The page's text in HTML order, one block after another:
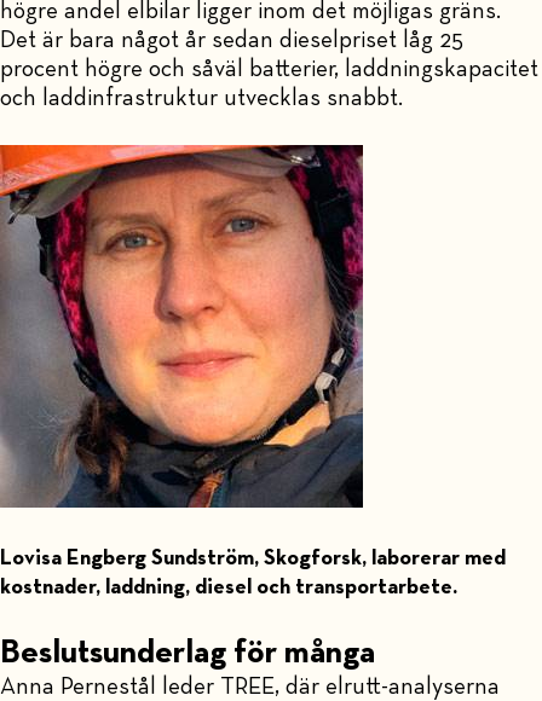
högre andel elbilar ligger inom det möjligas gräns.
Det är bara något år sedan dieselpriset låg 25
procent högre och såväl batterier, laddningskapacitet
och laddinfrastruktur utvecklas snabbt.
Lovisa Engberg Sundström, Skogforsk, laborerar med
kostnader, laddning, diesel och transportarbete.
Beslutsunderlag för många
Anna Pernestål leder TREE, där elrutt-analyserna